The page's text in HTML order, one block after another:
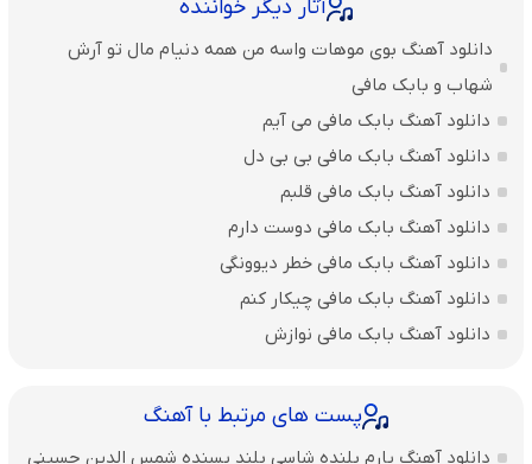
آثار دیگر خواننده
دانلود آهنگ بوی موهات واسه من همه دنیام مال تو آرش
شهاب و بابک مافی
دانلود آهنگ بابک مافی می آیم
دانلود آهنگ بابک مافی بی بی دل
دانلود آهنگ بابک مافی قلبم
دانلود آهنگ بابک مافی دوست دارم
دانلود آهنگ بابک مافی خطر دیوونگی
دانلود آهنگ بابک مافی چیکار کنم
دانلود آهنگ بابک مافی نوازش
پست های مرتبط با آهنگ
دانلود آهنگ یارم بلنده شاسی بلند پسنده شمس الدین حسینی